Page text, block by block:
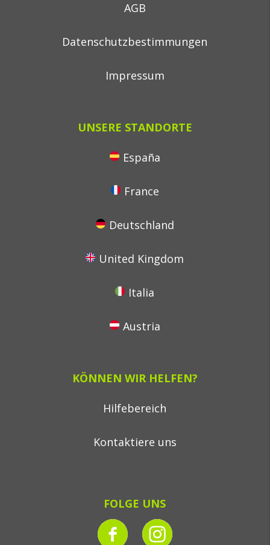
AGB
Datenschutzbestimmungen
Impressum
UNSERE STANDORTE
España
France
Deutschland
United Kingdom
Italia
Austria
KÖNNEN WIR HELFEN?
Hilfebereich
Kontaktiere uns
FOLGE UNS